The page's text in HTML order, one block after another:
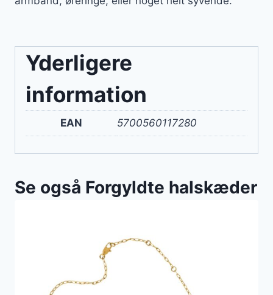
Yderligere
information
EAN 5700560117280
Se også Forgyldte halskæder